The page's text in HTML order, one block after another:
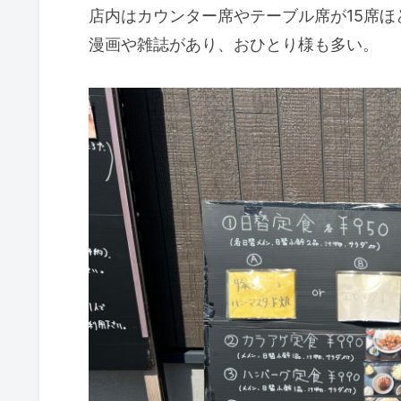
店内はカウンター席やテーブル席が15席ほ
漫画や雑誌があり、おひとり様も多い。